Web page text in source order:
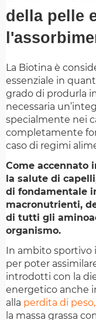
della pelle
La Biotina è
essenziale in
grado di produrla
necessaria
specialmente nei
completamente
caso di regimi
Come accennato
la salute di
di fondamentale
macronutrienti,
di tutti gli
organismo.
In ambito
per poter
introdotti con la
energetico anche
alla perdita di peso,
la massa grassa